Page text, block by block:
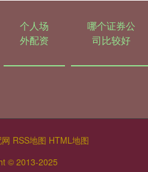
个人场
外配资
哪个证券公
司比较好
RSS地图 HTML地图
© 2013-2025